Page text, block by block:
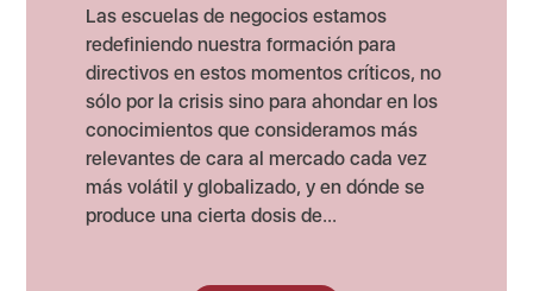
Las escuelas de negocios estamos
redefiniendo nuestra formación para
directivos en estos momentos críticos, no
sólo por la crisis sino para ahondar en los
conocimientos que consideramos más
relevantes de cara al mercado cada vez
más volátil y globalizado, y en dónde se
produce una cierta dosis de...